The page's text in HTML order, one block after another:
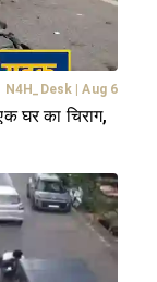
N4H_Desk Aug 6
घर का चिराग,